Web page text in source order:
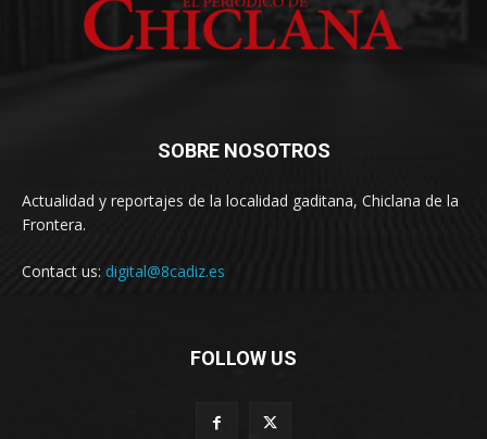
SOBRE NOSOTROS
Actualidad y reportajes de la localidad gaditana, Chiclana de la
Frontera.
Contact us: digital@8cadiz.es
FOLLOW US